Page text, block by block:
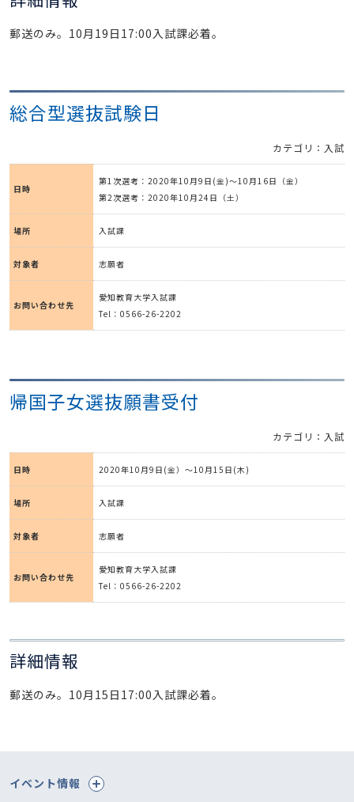
郵送のみ。10月19日17:00入試課必着。
総合型選抜試験日
カテゴリ：入試
日時
第1次選考：2020年10月9日(金)～10月16日（金）
第2次選考：2020年10月24日（土）
場所 入試課
対象者 志願者
お問い合わせ先
愛知教育大学入試課
Tel：0566-26-2202
帰国子女選抜願書受付
カテゴリ：入試
日時 2020年10月9日(金）～10月15日(木)
場所 入試課
対象者 志願者
お問い合わせ先
愛知教育大学入試課
Tel：0566-26-2202
詳細情報
郵送のみ。10月15日17:00入試課必着。
イベント情報